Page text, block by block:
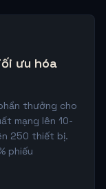
ưu hóa
thưởng cho
mạng lên 10-
250 thiết bị.
phiếu